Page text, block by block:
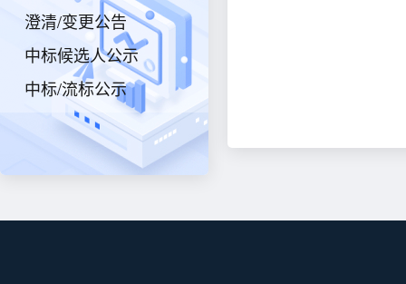
澄清/变更公告
中标候选人公示
中标/流标公示